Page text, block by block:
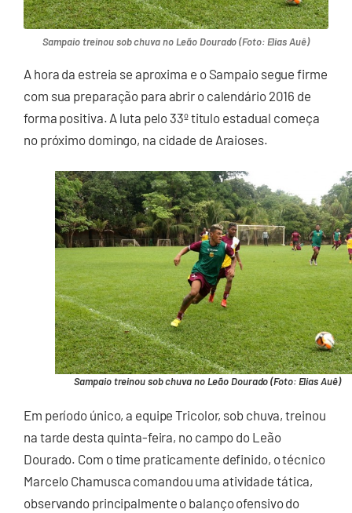
Sampaio treinou sob chuva no Leão Dourado (Foto: Elias Auê)
A hora da estreia se aproxima e o Sampaio segue firme
com sua preparação para abrir o calendário 2016 de
forma positiva. A luta pelo 33º titulo estadual começa
no próximo domingo, na cidade de Araioses.
Sampaio treinou sob chuva no Leão Dourado (Foto: Elias Auê)
Em período único, a equipe Tricolor, sob chuva, treinou
na tarde desta quinta-feira, no campo do Leão
Dourado. Com o time praticamente definido, o técnico
Marcelo Chamusca comandou uma atividade tática,
observando principalmente o balanço ofensivo do